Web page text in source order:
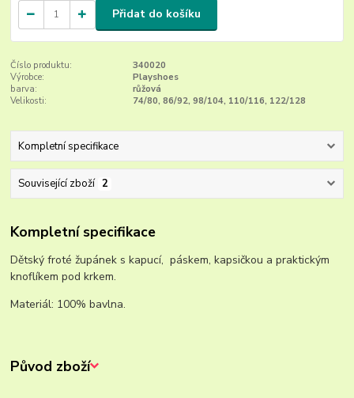
Přidat do košíku
Číslo produktu:
340020
Výrobce:
Playshoes
barva:
růžová
Velikosti:
74/80, 86/92, 98/104, 110/116, 122/128
Kompletní specifikace
Související zboží 2
Kompletní specifikace
Dětský froté župánek s kapucí, páskem, kapsičkou a praktickým
knoflíkem pod krkem.
Materiál: 100% bavlna.
Původ zboží